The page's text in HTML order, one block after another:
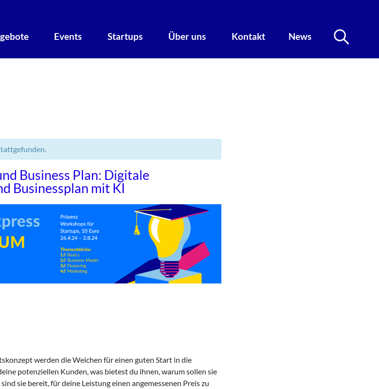
Events Startups Über uns Kontakt News
Business Plan: Digitale
Businessplan mit KI
werden die Weichen für einen guten Start in die
potenziellen Kunden, was bietest du ihnen, warum sollen sie
sie bereit, für deine Leistung einen angemessenen Preis zu